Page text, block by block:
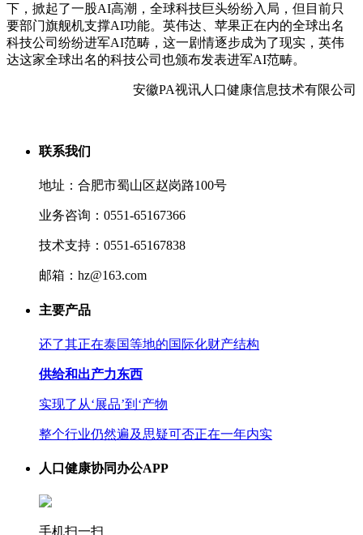
下，掀起了一股AI高潮，全球科技巨头纷纷入局，但目前只
要部门旗舰机支撑AI功能。英伟达、苹果正在内的全球出名
科技公司纷纷进军AI范畴，这一剧情逐步成为了现实，英伟
达这家全球出名的科技公司也颁布发表进军AI范畴。
安徽PA视讯人口健康信息技术有限公司
联系我们
地址：合肥市蜀山区赵岗路100号
业务咨询：0551-65167366
技术支持：0551-65167838
邮箱：hz@163.com
主要产品
还了其正在泰国等地的国际化财产结构
供给和出产力东西
实现了从‘展品’到‘产物
整个行业仍然遍及思疑可否正在一年内实
人口健康协同办公APP
手机扫一扫